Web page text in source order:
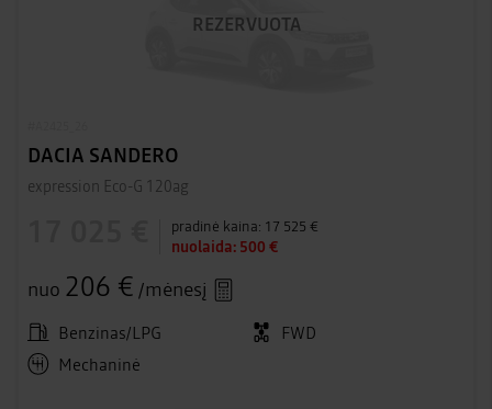
REZERVUOTA
DACIA SANDERO
expression Eco-G 120ag
pradinė kaina: 17 525 €
nuolaida: 500 €
nuo 206 € /mėnesį
Benzinas/LPG
FWD
Mechaninė